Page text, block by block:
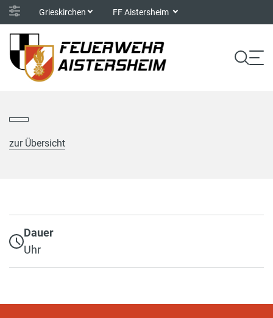
Grieskirchen FF Aistersheim
zur Übersicht
Dauer
Uhr